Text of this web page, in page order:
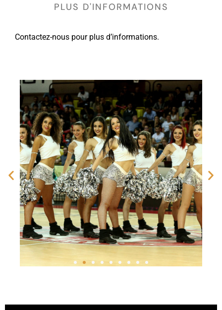
PLUS D'INFORMATIONS
Contactez-nous pour plus d’informations.